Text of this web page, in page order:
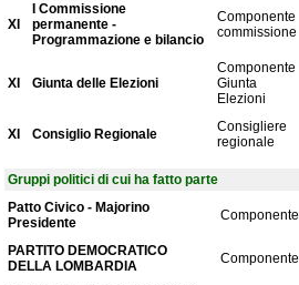
XI
I Commissione
permanente -
Programmazione e bilancio
Componente
commissione
XI Giunta delle Elezioni
Componente
Giunta
Elezioni
XI Consiglio Regionale
Consigliere
regionale
Gruppi politici di cui ha fatto parte
Patto Civico - Majorino
Presidente
Componente
PARTITO DEMOCRATICO
DELLA LOMBARDIA
Componente